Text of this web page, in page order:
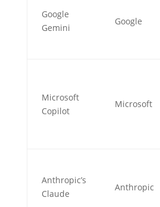
Google
Gemini
Google
Microsoft
Copilot
Microsoft
Anthropic’s
Claude
Anthropic